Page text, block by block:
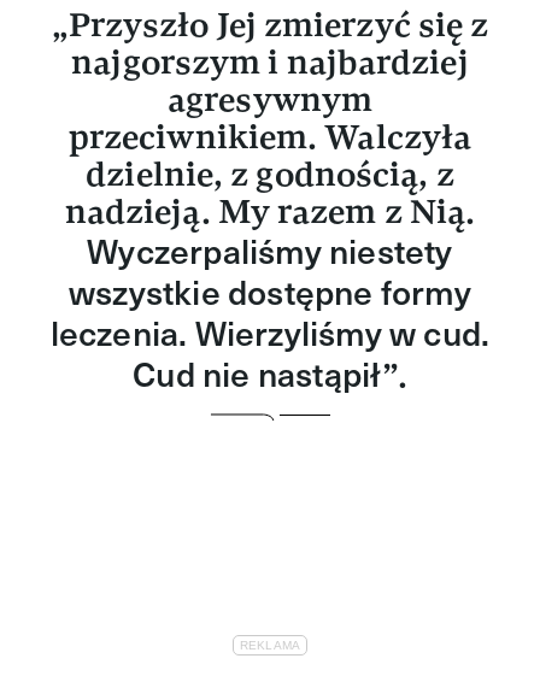
„Przyszło Jej zmierzyć się z
najgorszym i najbardziej
agresywnym
przeciwnikiem. Walczyła
dzielnie, z godnością, z
nadzieją. My razem z Nią.
Wyczerpaliśmy niestety
wszystkie dostępne formy
leczenia. Wierzyliśmy w cud.
Cud nie nastąpił”.